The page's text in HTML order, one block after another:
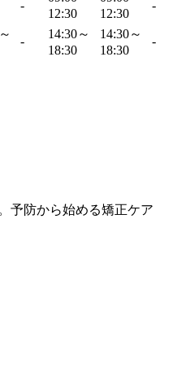
-
12:30
12:30
-
-
14:30～
18:30
14:30～
18:30
-
予防から始める矯正ケア